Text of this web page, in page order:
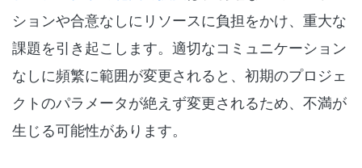
ションや合意なしにリソースに負担をかけ、重大な
課題を引き起こします。適切なコミュニケーション
なしに頻繁に範囲が変更されると、初期のプロジェ
クトのパラメータが絶えず変更されるため、不満が
生じる可能性があります。